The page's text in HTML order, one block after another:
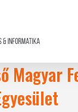
Magyar